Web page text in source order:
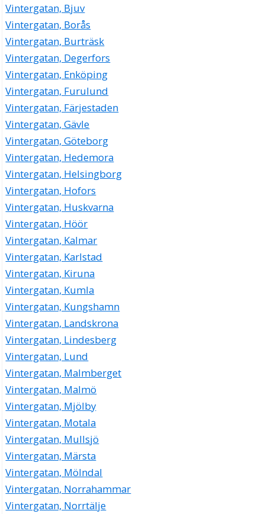
Vintergatan, Bjuv
Vintergatan, Borås
Vintergatan, Burträsk
Vintergatan, Degerfors
Vintergatan, Enköping
Vintergatan, Furulund
Vintergatan, Färjestaden
Vintergatan, Gävle
Vintergatan, Göteborg
Vintergatan, Hedemora
Vintergatan, Helsingborg
Vintergatan, Hofors
Vintergatan, Huskvarna
Vintergatan, Höör
Vintergatan, Kalmar
Vintergatan, Karlstad
Vintergatan, Kiruna
Vintergatan, Kumla
Vintergatan, Kungshamn
Vintergatan, Landskrona
Vintergatan, Lindesberg
Vintergatan, Lund
Vintergatan, Malmberget
Vintergatan, Malmö
Vintergatan, Mjölby
Vintergatan, Motala
Vintergatan, Mullsjö
Vintergatan, Märsta
Vintergatan, Mölndal
Vintergatan, Norrahammar
Vintergatan, Norrtälje